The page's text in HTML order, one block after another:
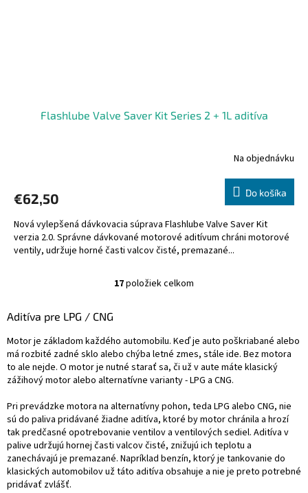
Flashlube Valve Saver Kit Series 2 + 1L aditíva
Na objednávku
€62,50 Do košíka
Nová vylepšená dávkovacia súprava Flashlube Valve Saver Kit
verzia 2.0. Správne dávkované motorové aditívum chráni motorové
ventily, udržuje horné časti valcov čisté, premazané...
O
d
a
c
i
p
r
v
k
y
v
17položiek celkom
Aditíva pre LPG / CNG
Motor je základom každého automobilu. Keď je auto poškriabané alebo
má rozbité zadné sklo alebo chýba letné zmes, stále ide. Bez motora
to ale nejde. O motor je nutné starať sa, či už v aute máte klasický
zážihový motor alebo alternatívne varianty - LPG a CNG.
Pri prevádzke motora na alternatívny pohon, teda LPG alebo CNG, nie
sú do paliva pridávané žiadne aditíva, ktoré by motor chránila a hrozí
tak predčasné opotrebovanie ventilov a ventilových sediel. Aditíva v
palive udržujú hornej časti valcov čisté, znižujú ich teplotu a
zanechávajú je premazané. Napríklad benzín, ktorý je tankovanie do
klasických automobilov už táto aditíva obsahuje a nie je preto potrebné
pridávať zvlášť.